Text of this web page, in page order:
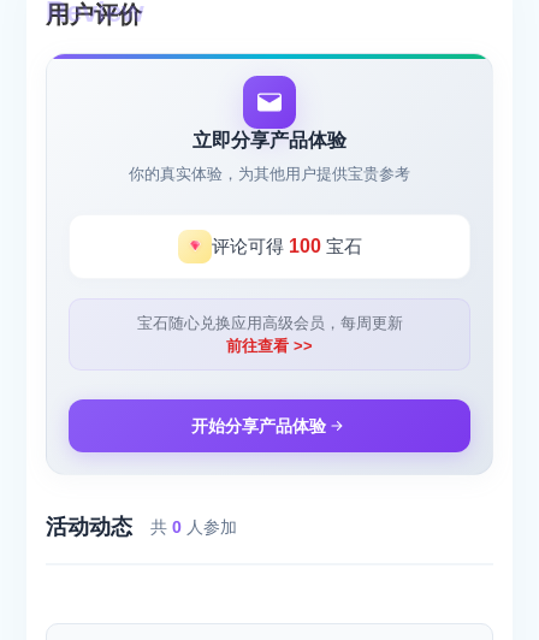
用户评价
立即分享产品体验
你的真实体验，为其他用户提供宝贵参考
评论可得 100宝石
宝石随心兑换应用高级会员，每周更新
前往查看 >>
开始分享产品体验
活动动态 共0 人参加